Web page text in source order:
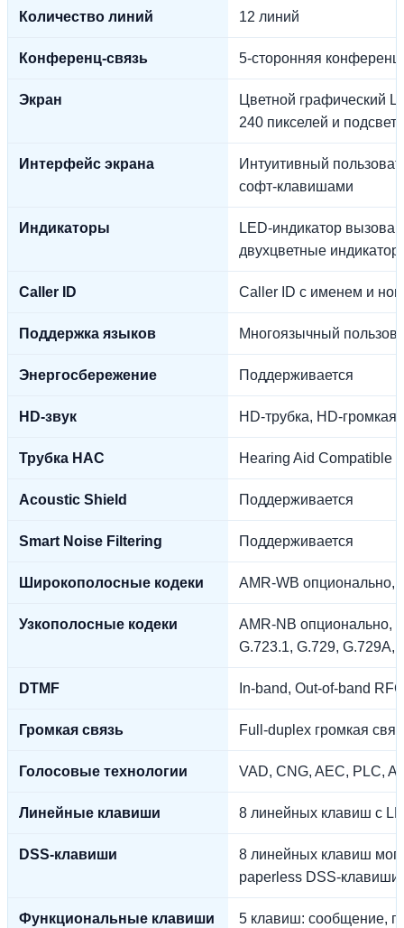
Количество линий 12 линий
Конференц-связь 5-сторонняя
Экран
Цветной графический
240 пикселей и
Интерфейс экрана
Интуитивный
софт-клавишами
Индикаторы
LED-индикатор
двухцветные
Caller ID Caller ID с именем и
Поддержка языков Многоязычный
Энергосбережение Поддерживается
HD-звук HD-трубка, HD-
Трубка HAC Hearing Aid Compatible
Acoustic Shield Поддерживается
Smart Noise Filtering Поддерживается
Широкополосные кодеки AMR-WB опционально,
Узкополосные кодеки
AMR-NB опционально,
G.723.1, G.729, G.729A,
DTMF In-band, Out-of-band
Громкая связь Full-duplex громкая
Голосовые технологии VAD, CNG, AEC, PLC,
Линейные клавиши 8 линейных клавиш с
DSS-клавиши
8 линейных клавиш
paperless DSS-
Функциональные клавиши
5 клавиш: сообщение,